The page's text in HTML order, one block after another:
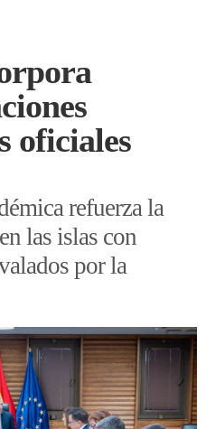
oficiales
refuerza la
las islas con
por la